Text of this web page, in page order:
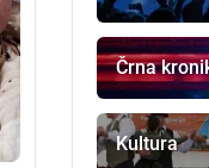
Črna
Kultura